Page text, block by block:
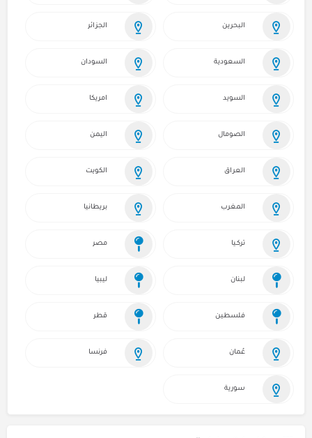
البحرين الجزائر
السعودية السودان
السويد امريكا
الصومال اليمن
العراق الكويت
المغرب بريطانيا
تركـيا مصر
لبنان ليبيا
فلسطين قطر
عُمان فرنسا
سورية